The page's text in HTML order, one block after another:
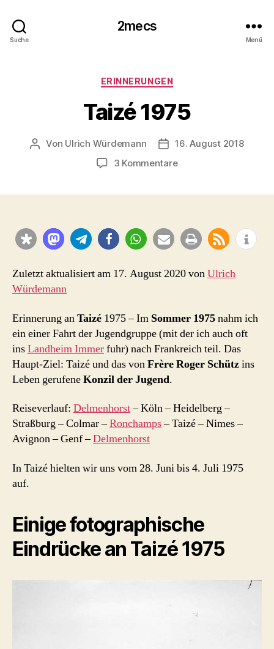
Suche
2mecs
Menü
Kategorien
ERINNERUNGEN
Taizé 1975
Beitragsautor
Von Ulrich Würdemann Beitragsdatum
16. August 2018
3 Kommentarezu
Zuletzt aktualisiert am 17. August 2020 vonUlrich
Würdemann
Erinnerung anTaizé 1975 – Im Sommer 1975nahm ich
ein einer Fahrt der Jugendgruppe (mit der ich auch oft
insLandheim Immerfuhr) nach Frankreich teil. Das
Haupt-Ziel: Taizé und das vonFrère Roger Schützins
Leben gerufeneKonzil der Jugend.
Reiseverlauf: Delmenhorst– Köln – Heidelberg –
Straßburg – Colmar –Ronchamps– Taizé – Nimes –
Avignon – Genf –Delmenhorst
In Taizé hielten wir uns vom 28. Juni bis 4. Juli 1975
auf.
Einige fotographische
Eindrücke an Taizé 1975